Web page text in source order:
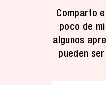
Comparto
poco de
algunos
pueden